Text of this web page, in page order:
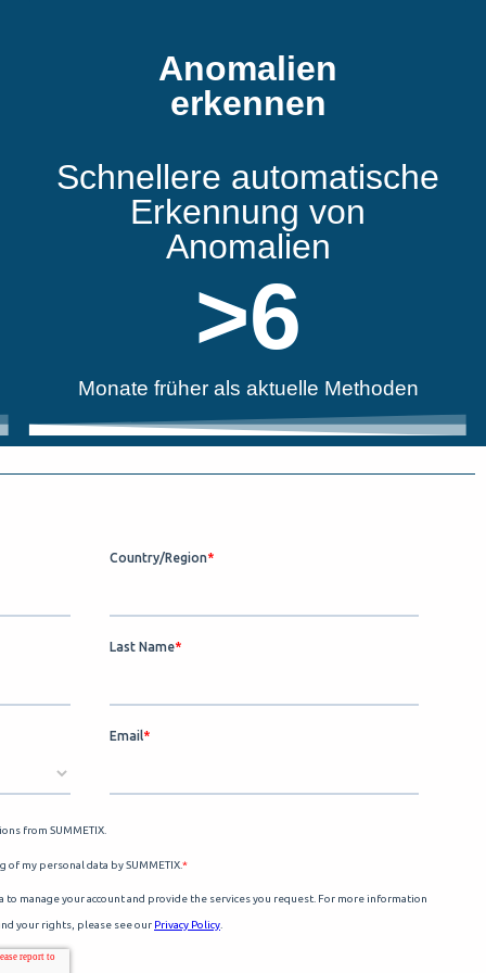
Anomalien
erkennen
Schnellere automatische
Erkennung von
Anomalien
Monate früher als aktuelle Methoden
>6